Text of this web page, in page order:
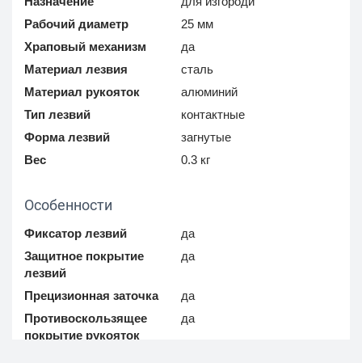
Рабочий диаметр
25 мм
Храповый механизм
да
Материал лезвия
сталь
Материал рукояток
алюминий
Тип лезвий
контактные
Форма лезвий
загнутые
Вес
0.3 кг
Особенности
Фиксатор лезвий
да
Защитное покрытие
лезвий
да
Прецизионная заточка
да
Противоскользящее
покрытие рукояток
да